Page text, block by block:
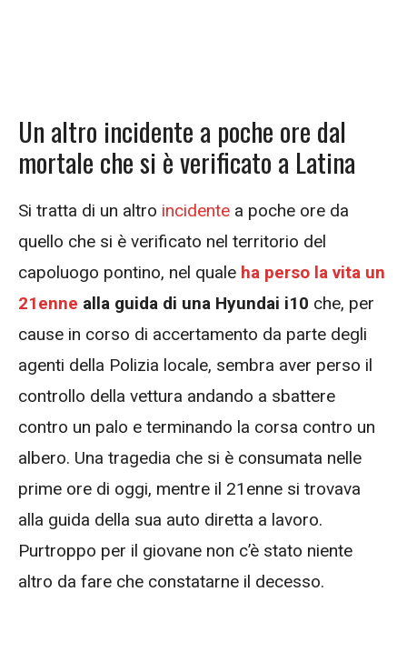
Un altro incidente a poche ore dal
mortale che si è verificato a Latina
Si tratta di un altro incidente a poche ore da
quello che si è verificato nel territorio del
capoluogo pontino, nel quale ha perso la vita un
21enne alla guida di una Hyundai i10 che, per
cause in corso di accertamento da parte degli
agenti della Polizia locale, sembra aver perso il
controllo della vettura andando a sbattere
contro un palo e terminando la corsa contro un
albero. Una tragedia che si è consumata nelle
prime ore di oggi, mentre il 21enne si trovava
alla guida della sua auto diretta a lavoro.
Purtroppo per il giovane non c’è stato niente
altro da fare che constatarne il decesso.